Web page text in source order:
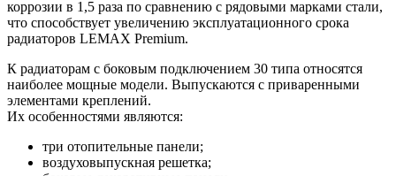
коррозии в 1,5 раза по сравнению с рядовыми марками стали,
что способствует увеличению эксплуатационного срока
радиаторов LEMAX Premium.
К радиаторам с боковым подключением 30 типа относятся
наиболее мощные модели. Выпускаются с приваренными
элементами креплений.
Их особенностями являются:
три отопительные панели;
воздуховыпускная решетка;